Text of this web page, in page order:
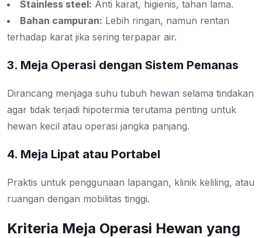
Stainless steel: Anti karat, higienis, tahan lama.
Bahan campuran: Lebih ringan, namun rentan
terhadap karat jika sering terpapar air.
3. Meja Operasi dengan Sistem Pemanas
Dirancang menjaga suhu tubuh hewan selama tindakan
agar tidak terjadi hipotermia terutama penting untuk
hewan kecil atau operasi jangka panjang.
4. Meja Lipat atau Portabel
Praktis untuk penggunaan lapangan, klinik keliling, atau
ruangan dengan mobilitas tinggi.
Kriteria Meja Operasi Hewan yang